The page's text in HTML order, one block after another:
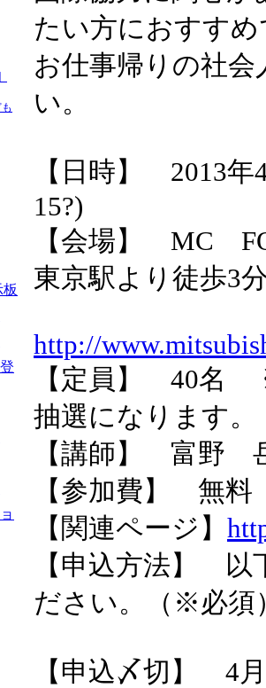
たい方におすす
お仕事帰りの社
い。
【日時】 2013年
15?)
【会場】 MC
東京駅より徒歩3
http://
【定員】 40名
抽選になります。
【講師】 富野
【参加費】 無料
【関連ページ】
【申込方法】 以
ださい。（※必須
【申込〆切】 4